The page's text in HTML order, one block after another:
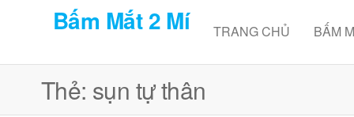
content
Bấm Mắt 2 Mí TRANG CHỦ BẤM
Thẻ: sụn tự thân